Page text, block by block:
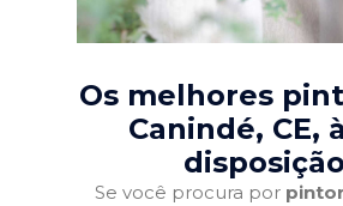
Os melhores
Canindé, CE,
Se você procura por